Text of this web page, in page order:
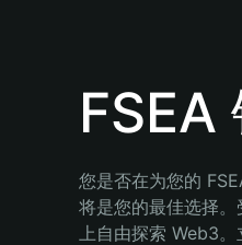
Bahasa Indonesia
FSEA
您是否在为您的
将是您的最佳选择
上自由探索 Web3。